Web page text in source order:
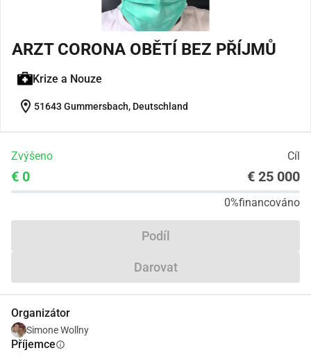
ARZT CORONA OBĚTÍ BEZ PŘÍJMŮ
Krize a Nouze
location_on 51643 Gummersbach, Deutschland
Zvýšeno Cíl
€ 0 € 25 000
0%financováno
Podíl
Darovat
Organizátor
Simone Wollny
Příjemceinfo